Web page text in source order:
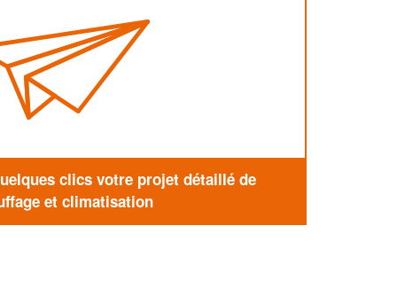
clics votre projet détaillé de
et climatisation